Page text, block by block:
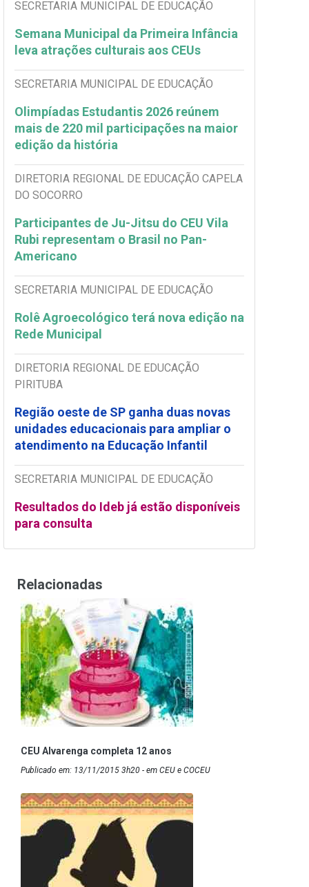
SECRETARIA MUNICIPAL DE EDUCAÇÃO
Semana Municipal da Primeira Infância
leva atrações culturais aos CEUs
SECRETARIA MUNICIPAL DE EDUCAÇÃO
Olimpíadas Estudantis 2026 reúnem
mais de 220 mil participações na maior
edição da história
DIRETORIA REGIONAL DE EDUCAÇÃO CAPELA
DO SOCORRO
Participantes de Ju-Jitsu do CEU Vila
Rubi representam o Brasil no Pan-
Americano
SECRETARIA MUNICIPAL DE EDUCAÇÃO
Rolê Agroecológico terá nova edição na
Rede Municipal
DIRETORIA REGIONAL DE EDUCAÇÃO
PIRITUBA
Região oeste de SP ganha duas novas
unidades educacionais para ampliar o
atendimento na Educação Infantil
SECRETARIA MUNICIPAL DE EDUCAÇÃO
Resultados do Ideb já estão disponíveis
para consulta
Relacionadas
CEU Alvarenga completa 12 anos
Publicado em: 13/11/2015 3h20 - em CEU e COCEU